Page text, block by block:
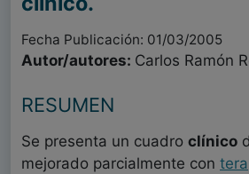
Fecha Publicación: 01/03/2005
Autor/autores: Carlos Ramón
RESUMEN
Se presenta un cuadro clínico
mejorado parcialmente con